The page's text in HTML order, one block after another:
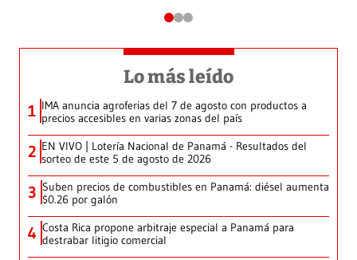
Lo más leído
1 IMA anuncia agroferias del 7 de agosto con productos a
precios accesibles en varias zonas del país
2 EN VIVO | Lotería Nacional de Panamá - Resultados del
sorteo de este 5 de agosto de 2026
3 Suben precios de combustibles en Panamá: diésel aumenta
$0.26 por galón
4 Costa Rica propone arbitraje especial a Panamá para
destrabar litigio comercial